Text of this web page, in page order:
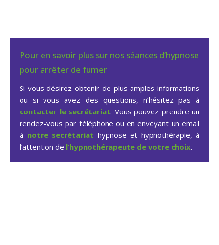
Pour en savoir plus sur nos séances d’hypnose
pour arrêter de fumer
Si vous désirez obtenir de plus amples informations
ou si vous avez des questions, n’hésitez pas à
contacter le secrétariat. Vous pouvez prendre un
rendez-vous par téléphone ou en envoyant un email
à notre secrétariat hypnose et hypnothérapie, à
l’attention de l’hypnothérapeute de votre choix.